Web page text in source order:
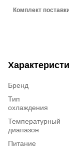
Комплект
Бренд
Тип
охлаждения
Температурный
диапазон
Питание